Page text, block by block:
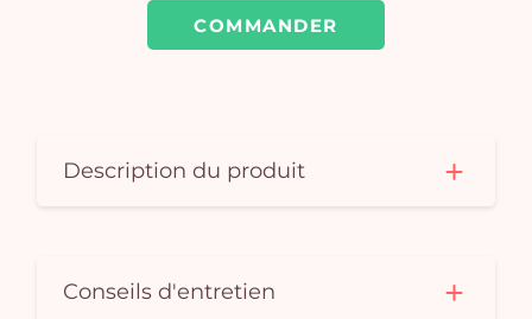
COMMANDER
Description du produit
Conseils d'entretien